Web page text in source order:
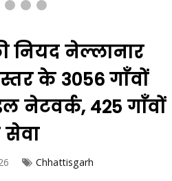
नियद नेल्लानार
के 3056 गाँवों
नेटवर्क, 425 गाँवों